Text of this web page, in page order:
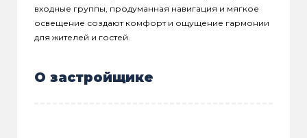
входные группы, продуманная навигация и мягкое
освещение создают комфорт и ощущение гармонии
для жителей и гостей.
О застройщике